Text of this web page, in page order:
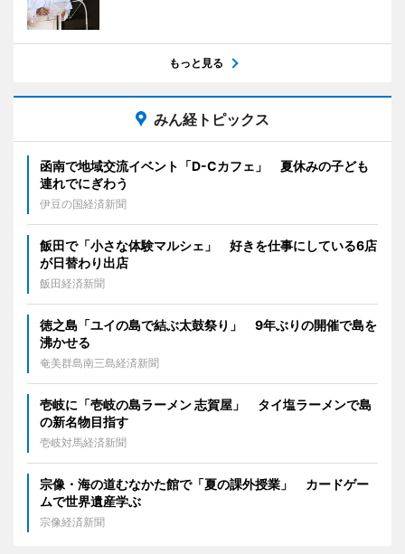
もっと見る
みん経トピックス
函南で地域交流イベント「D-Cカフェ」 夏休みの子ども
連れでにぎわう
伊豆の国経済新聞
飯田で「小さな体験マルシェ」 好きを仕事にしている6店
が日替わり出店
飯田経済新聞
徳之島「ユイの島で結ぶ太鼓祭り」 9年ぶりの開催で島を
沸かせる
奄美群島南三島経済新聞
壱岐に「壱岐の島ラーメン 志賀屋」 タイ塩ラーメンで島
の新名物目指す
壱岐対馬経済新聞
宗像・海の道むなかた館で「夏の課外授業」 カードゲー
ムで世界遺産学ぶ
宗像経済新聞